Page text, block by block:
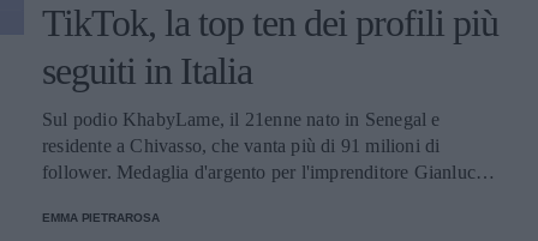
TikTok, la top ten dei profili più
seguiti in Italia
Sul podio KhabyLame, il 21enne nato in Senegal e
residente a Chivasso, che vanta più di 91 milioni di
follower. Medaglia d'argento per l'imprenditore Gianluca
EMMA PIETRAROSA